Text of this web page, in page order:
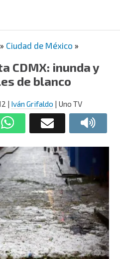
» Ciudad de México »
CDMX: inunda y
de blanco
| Iván Grifaldo | Uno TV